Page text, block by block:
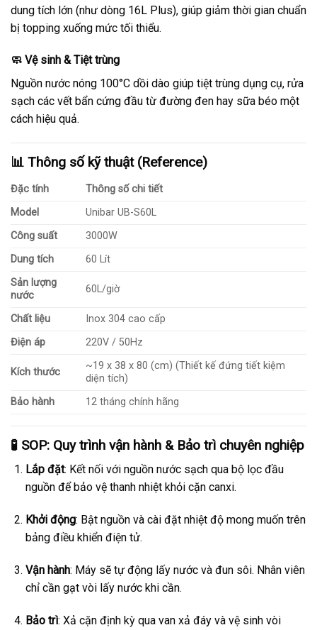
dung tích lớn (như dòng 16L Plus), giúp giảm thời gian chuẩn
bị topping xuống mức tối thiểu.
🧼 Vệ sinh & Tiệt trùng
Nguồn nước nóng 100°C dồi dào giúp tiệt trùng dụng cụ, rửa
sạch các vết bẩn cứng đầu từ đường đen hay sữa béo một
cách hiệu quả.
📊 Thông số kỹ thuật (Reference)
Đặc tính
Thông số chi tiết
Model
Unibar UB-S60L
Công suất
3000W
Dung tích
60 Lít
Sản lượng
nước
60L/giờ
Chất liệu
Inox 304 cao cấp
Điện áp
220V / 50Hz
Kích thước
~19 x 38 x 80 (cm) (Thiết kế đứng tiết kiệm
diện tích)
Bảo hành
12 tháng chính hãng
🧪 SOP: Quy trình vận hành & Bảo trì chuyên nghiệp
Lắp đặt: Kết nối với nguồn nước sạch qua bộ lọc đầu
nguồn để bảo vệ thanh nhiệt khỏi cặn canxi.
Khởi động: Bật nguồn và cài đặt nhiệt độ mong muốn trên
bảng điều khiển điện tử.
Vận hành: Máy sẽ tự động lấy nước và đun sôi. Nhân viên
chỉ cần gạt vòi lấy nước khi cần.
Bảo trì: Xả cặn định kỳ qua van xả đáy và vệ sinh vòi